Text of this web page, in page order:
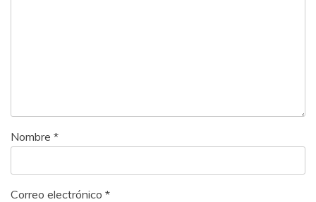
Nombre *
Correo electrónico *